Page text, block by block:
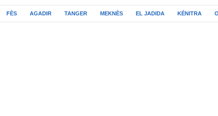
FÈS AGADIR TANGER MEKNÈS EL JADIDA KÉNITRA